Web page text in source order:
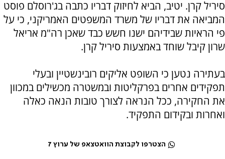
סיריל קרן. יטיב, הביא לחיזוק דבריו כתבה בג'רוסלם פוסט
המביאה את דבריו של משרד המשפטים האמריקני, כי על
פי הראיות שבידיהם ישנו חשש כבד שאכן רה"מ אריאל
שרון קיבל שוחד באמצעות סיריל קרן.
בעתירה נטען כי השופט אליקים רובינשטיין ובעלי
תפקידים אחרים בפרקליטות ובמשטרה מכשילים במכוון
את החקירה, ככל הנראה לצורך טובות הנאה כאלה
ואחרות ובקידום התפקיד.
הצטרפו לקבוצת הוואטצאפ של ערוץ 7